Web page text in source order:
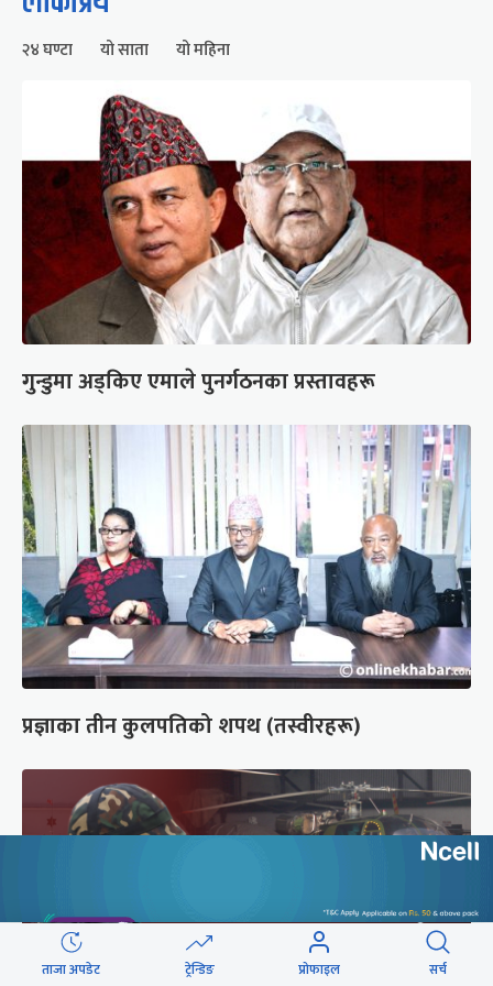
२४ घण्टा यो साता यो महिना
गुन्डुमा अड्किए एमाले पुनर्गठनका प्रस्तावहरू
प्रज्ञाका तीन कुलपतिको शपथ (तस्वीरहरू)
ताजा अपडेट ट्रेन्डिङ प्रोफाइल सर्च